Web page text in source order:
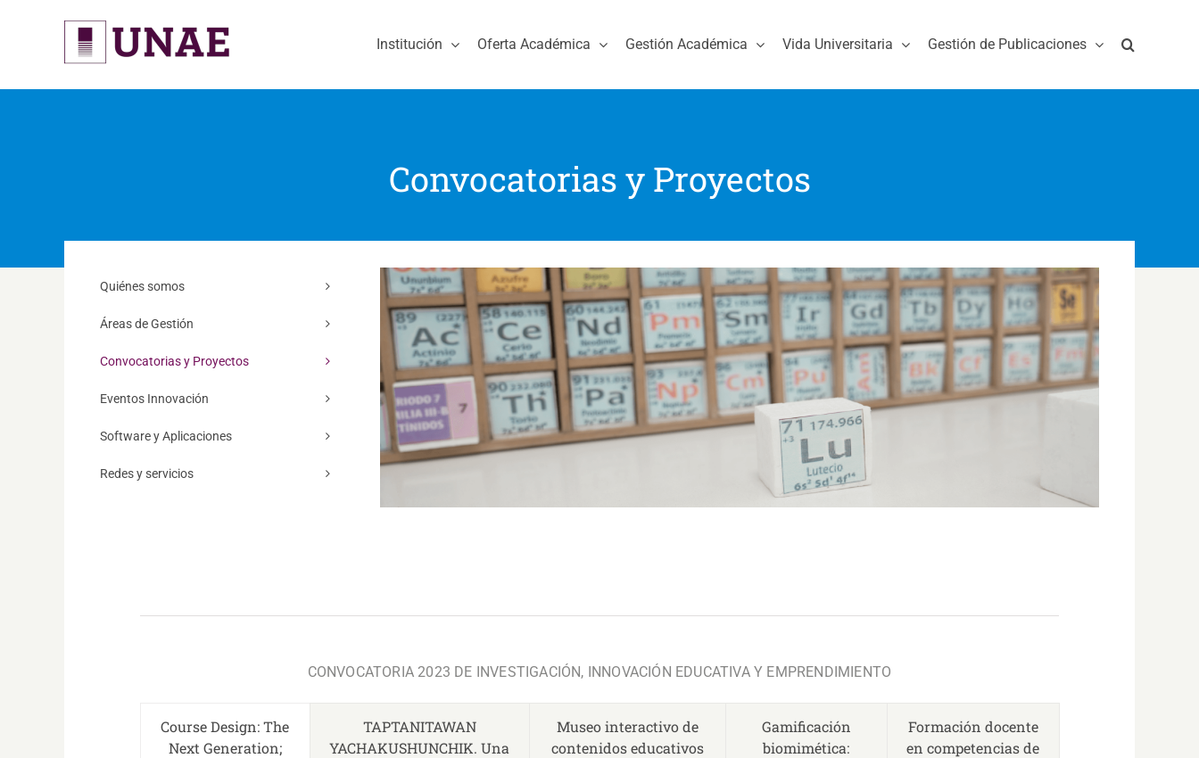
Institución Oferta Académica Gestión Académica Vida Universitaria Gestión de Publicaciones
Convocatorias y Proyectos
Quiénes somos
Áreas de Gestión
Convocatorias y Proyectos
Eventos Innovación
Software y Aplicaciones
Redes y servicios
CONVOCATORIA 2023 DE INVESTIGACIÓN, INNOVACIÓN EDUCATIVA Y EMPRENDIMIENTO
Course Design: The
Next Generation;
TAPTANITAWAN
YACHAKUSHUNCHIK. Una
Museo interactivo de
contenidos educativos
Gamificación
biomimética:
Formación docente
en competencias de